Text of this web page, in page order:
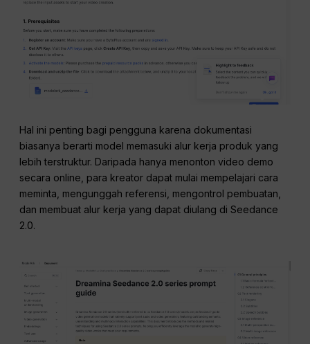
Hal ini penting bagi pengguna karena dokumentasi
biasanya berarti model memasuki alur kerja produk yang
lebih terstruktur. Daripada hanya menonton video demo
secara online, para kreator dapat mulai mempelajari cara
meminta, mengunggah referensi, mengontrol pembuatan,
dan membuat alur kerja yang dapat diulang di Seedance
2.0.